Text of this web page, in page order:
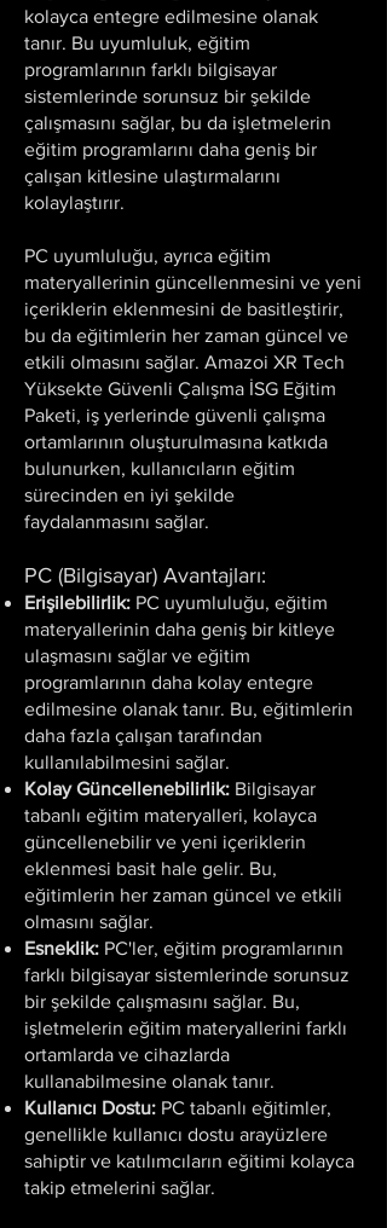
kolayca entegre edilmesine olanak
tanır. Bu uyumluluk, eğitim
programlarının farklı bilgisayar
sistemlerinde sorunsuz bir şekilde
çalışmasını sağlar, bu da işletmelerin
eğitim programlarını daha geniş bir
çalışan kitlesine ulaştırmalarını
kolaylaştırır.
PC uyumluluğu, ayrıca eğitim
materyallerinin güncellenmesini ve yeni
içeriklerin eklenmesini de basitleştirir,
bu da eğitimlerin her zaman güncel ve
etkili olmasını sağlar. Amazoi XR Tech
Yüksekte Güvenli Çalışma İSG Eğitim
Paketi, iş yerlerinde güvenli çalışma
ortamlarının oluşturulmasına katkıda
bulunurken, kullanıcıların eğitim
sürecinden en iyi şekilde
faydalanmasını sağlar.
PC (Bilgisayar) Avantajları:
Erişilebilirlik: PC uyumluluğu, eğitim
materyallerinin daha geniş bir kitleye
ulaşmasını sağlar ve eğitim
programlarının daha kolay entegre
edilmesine olanak tanır. Bu, eğitimlerin
daha fazla çalışan tarafından
kullanılabilmesini sağlar.
Kolay Güncellenebilirlik: Bilgisayar
tabanlı eğitim materyalleri, kolayca
güncellenebilir ve yeni içeriklerin
eklenmesi basit hale gelir. Bu,
eğitimlerin her zaman güncel ve etkili
olmasını sağlar.
Esneklik: PC'ler, eğitim programlarının
farklı bilgisayar sistemlerinde sorunsuz
bir şekilde çalışmasını sağlar. Bu,
işletmelerin eğitim materyallerini farklı
ortamlarda ve cihazlarda
kullanabilmesine olanak tanır.
Kullanıcı Dostu: PC tabanlı eğitimler,
genellikle kullanıcı dostu arayüzlere
sahiptir ve katılımcıların eğitimi kolayca
takip etmelerini sağlar.